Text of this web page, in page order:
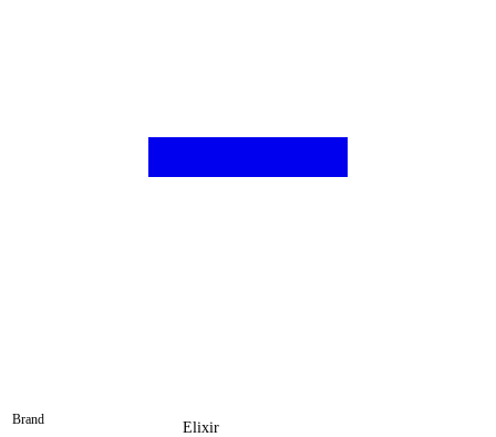
Brand Elixir